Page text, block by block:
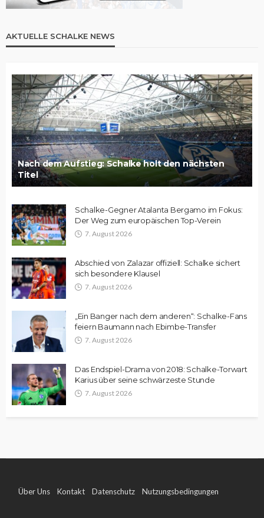
AKTUELLE SCHALKE NEWS
Nach dem Aufstieg: Schalke holt den nächsten
Titel
Schalke-Gegner Atalanta Bergamo im Fokus:
Der Weg zum europäischen Top-Verein
7. August 2026
Abschied von Zalazar offiziell: Schalke sichert
sich besondere Klausel
7. August 2026
„Ein Banger nach dem anderen“: Schalke-Fans
feiern Baumann nach Ebimbe-Transfer
7. August 2026
Das Endspiel-Drama von 2018: Schalke-Torwart
Karius über seine schwärzeste Stunde
7. August 2026
Über Uns Kontakt Datenschutz Nutzungsbedingungen